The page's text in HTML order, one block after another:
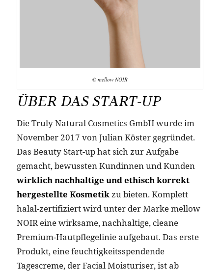
© mellow NOIR
ÜBER DAS START-UP
Die Truly Natural Cosmetics GmbH wurde im
November 2017 von Julian Köster gegründet.
Das Beauty Start-up hat sich zur Aufgabe
gemacht, bewussten Kundinnen und Kunden
wirklich nachhaltige und ethisch korrekt
hergestellte Kosmetikzu bieten. Komplett
halal-zertifiziert wird unter der Marke mellow
NOIR eine wirksame, nachhaltige, cleane
Premium-Hautpflegelinie aufgebaut. Das erste
Produkt, eine feuchtigkeitsspendende
Tagescreme, der Facial Moisturiser, ist ab